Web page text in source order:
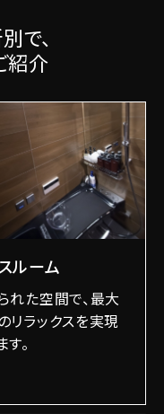
で、
紹介
ルーム
れた空間で、最大
リラックスを実現
す。